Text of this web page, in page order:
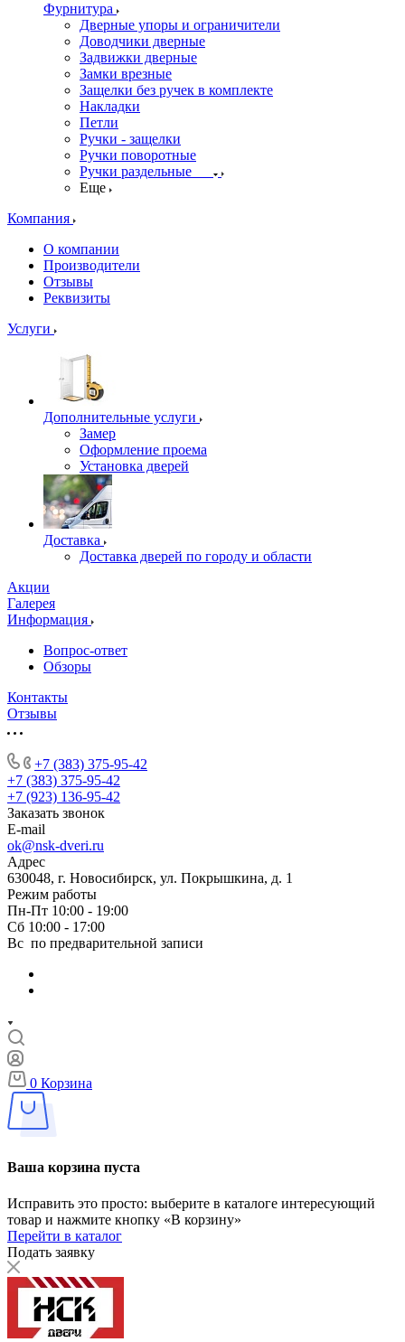
Фурнитура
Дверные упоры и ограничители
Доводчики дверные
Задвижки дверные
Замки врезные
Защелки без ручек в комплекте
Накладки
Петли
Ручки - защелки
Ручки поворотные
Ручки раздельные
Еще
Компания
О компании
Производители
Отзывы
Реквизиты
Услуги
Дополнительные услуги
Замер
Оформление проема
Установка дверей
Доставка
Доставка дверей по городу и области
Акции
Галерея
Информация
Вопрос-ответ
Обзоры
Контакты
Отзывы
+7 (383) 375-95-42
+7 (383) 375-95-42
+7 (923) 136-95-42
Заказать звонок
E-mail
ok@nsk-dveri.ru
Адрес
630048, г. Новосибирск, ул. Покрышкина, д. 1
Режим работы
Пн-Пт 10:00 - 19:00
Сб 10:00 - 17:00
Вс по предварительной записи
0 Корзина
Ваша корзина пуста
Исправить это просто: выберите в каталоге интересующий
товар и нажмите кнопку «В корзину»
Перейти в каталог
Подать заявку